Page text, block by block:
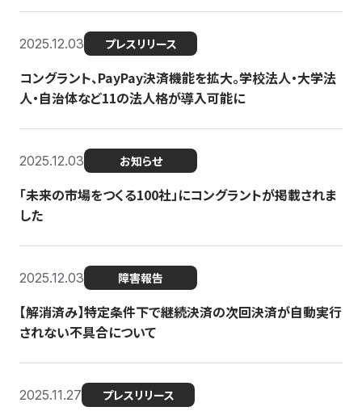
2025.12.03 プレスリリース
コングラント、PayPay決済機能を拡大。学校法人・大学法
人・自治体など11の法人格が導入可能に
2025.12.03 お知らせ
「未来の市場をつくる100社」にコングラントが掲載されま
した
2025.12.03 障害報告
【解消済み】特定条件下で継続決済の次回決済が自動実行
されない不具合について
2025.11.27 プレスリリース